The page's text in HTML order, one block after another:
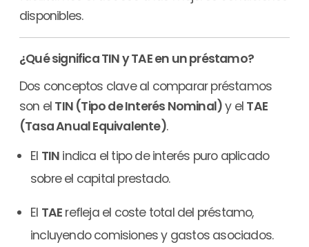
disponibles.
¿Qué significa TIN y TAE en un préstamo?
Dos conceptos clave al comparar préstamos
son el TIN (Tipo de Interés Nominal)y el TAE
(Tasa Anual Equivalente).
El TIN indica el tipo de interés puro aplicado
sobre el capital prestado.
El TAE refleja el coste total del préstamo,
incluyendo comisiones y gastos asociados.